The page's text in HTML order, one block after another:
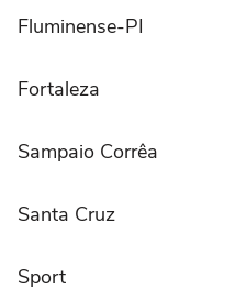
Fluminense-PI
Fortaleza
Sampaio Corrêa
Santa Cruz
Sport